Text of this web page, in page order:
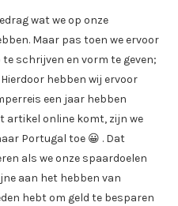
wat we op onze
Maar pas toen we ervoor
schrijven en vorm te geven;
hebben wij ervoor
een jaar hebben
artikel online komt, zijn we
Portugal toe 😀 . Dat
als we onze spaardoelen
aan het hebben van
hebt om geld te besparen